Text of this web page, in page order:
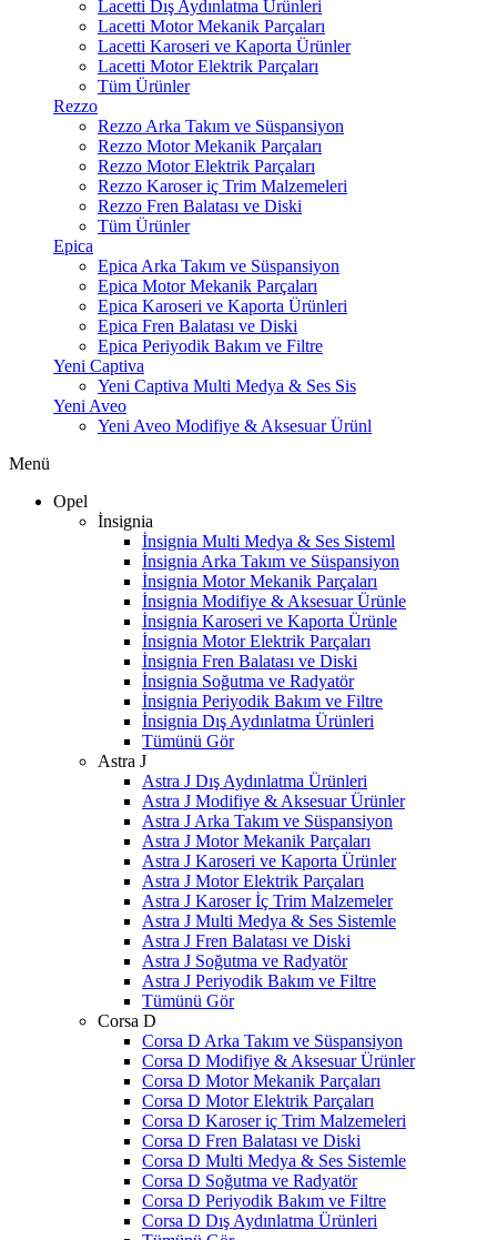
Lacetti Dış Aydınlatma Ürünleri
Lacetti Motor Mekanik Parçaları
Lacetti Karoseri ve Kaporta Ürünler
Lacetti Motor Elektrik Parçaları
Tüm Ürünler
Rezzo
Rezzo Arka Takım ve Süspansiyon
Rezzo Motor Mekanik Parçaları
Rezzo Motor Elektrik Parçaları
Rezzo Karoser iç Trim Malzemeleri
Rezzo Fren Balatası ve Diski
Tüm Ürünler
Epica
Epica Arka Takım ve Süspansiyon
Epica Motor Mekanik Parçaları
Epica Karoseri ve Kaporta Ürünleri
Epica Fren Balatası ve Diski
Epica Periyodik Bakım ve Filtre
Yeni Captiva
Yeni Captiva Multi Medya & Ses Sis
Yeni Aveo
Yeni Aveo Modifiye & Aksesuar Ürünl
Menü
Opel
İnsignia
İnsignia Multi Medya & Ses Sisteml
İnsignia Arka Takım ve Süspansiyon
İnsignia Motor Mekanik Parçaları
İnsignia Modifiye & Aksesuar Ürünle
İnsignia Karoseri ve Kaporta Ürünle
İnsignia Motor Elektrik Parçaları
İnsignia Fren Balatası ve Diski
İnsignia Soğutma ve Radyatör
İnsignia Periyodik Bakım ve Filtre
İnsignia Dış Aydınlatma Ürünleri
Tümünü Gör
Astra J
Astra J Dış Aydınlatma Ürünleri
Astra J Modifiye & Aksesuar Ürünler
Astra J Arka Takım ve Süspansiyon
Astra J Motor Mekanik Parçaları
Astra J Karoseri ve Kaporta Ürünler
Astra J Motor Elektrik Parçaları
Astra J Karoser İç Trim Malzemeler
Astra J Multi Medya & Ses Sistemle
Astra J Fren Balatası ve Diski
Astra J Soğutma ve Radyatör
Astra J Periyodik Bakım ve Filtre
Tümünü Gör
Corsa D
Corsa D Arka Takım ve Süspansiyon
Corsa D Modifiye & Aksesuar Ürünler
Corsa D Motor Mekanik Parçaları
Corsa D Motor Elektrik Parçaları
Corsa D Karoser iç Trim Malzemeleri
Corsa D Fren Balatası ve Diski
Corsa D Multi Medya & Ses Sistemle
Corsa D Soğutma ve Radyatör
Corsa D Periyodik Bakım ve Filtre
Corsa D Dış Aydınlatma Ürünleri